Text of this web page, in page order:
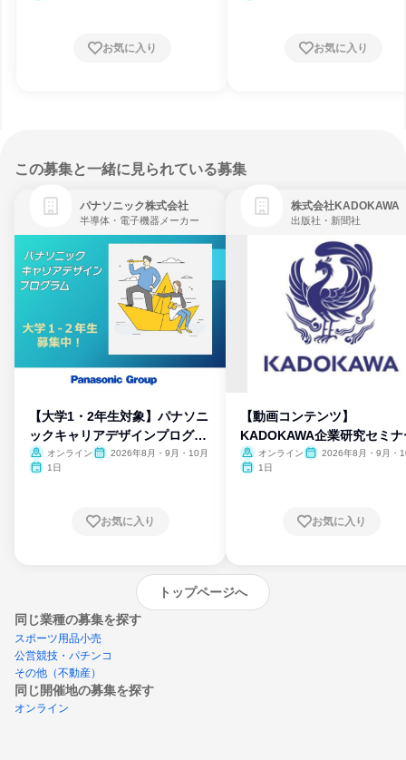
お気に入り お気に入り
この募集と一緒に見られている募集
パナソニック株式会社
半導体・電子機器メーカー
【大学1・2年生対象】パナソニ
ックキャリアデザインプログラ
ム
オンライン
2026年8月・9月・10月
1日
お気に入り
株式会社KADOKAWA
出版社・新聞社
【動画コンテンツ】
KADOKAWA企業研究セミナ
オンライン
2026年8月・9月・
1日
お気に入り
トップページへ
同じ業種の募集を探す
スポーツ用品小売
公営競技・パチンコ
その他（不動産）
同じ開催地の募集を探す
オンライン